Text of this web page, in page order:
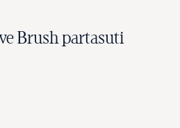
Brush partasuti